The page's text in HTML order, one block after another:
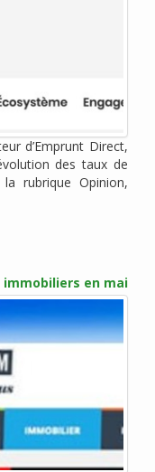
d’Emprunt Direct,
des taux de
rubrique Opinion,
en mai